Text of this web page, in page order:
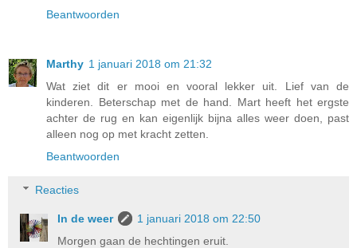
Beantwoorden
Marthy 1 januari 2018 om 21:32
Wat ziet dit er mooi en vooral lekker uit. Lief van de
kinderen. Beterschap met de hand. Mart heeft het ergste
achter de rug en kan eigenlijk bijna alles weer doen, past
alleen nog op met kracht zetten.
Beantwoorden
Reacties
In de weer
1 januari 2018 om 22:50
Morgen gaan de hechtingen eruit.